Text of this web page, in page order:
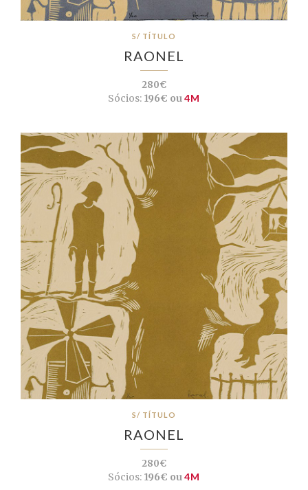
S/ TÍTULO
RAONEL
280€
Sócios: 196€ ou4M
S/ TÍTULO
RAONEL
280€
Sócios: 196€ ou4M